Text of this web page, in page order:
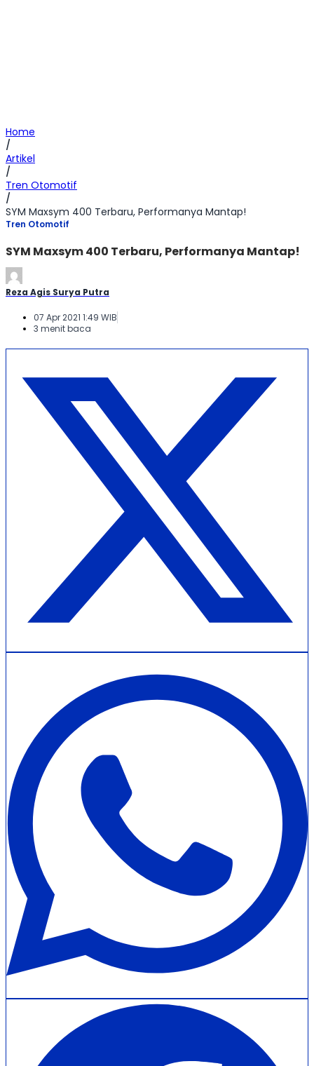
Home
/
Artikel
/
Tren Otomotif
/
SYM Maxsym 400 Terbaru, Performanya Mantap!
Tren Otomotif
SYM Maxsym 400 Terbaru, Performanya Mantap!
Reza Agis Surya Putra
07 Apr 2021 1:49 WIB
3 menit baca